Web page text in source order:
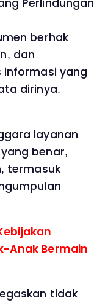
Perlindungan
berhak
dan
yang
dirinya.
layanan
benar,
termasuk
Anak Bermain
tidak